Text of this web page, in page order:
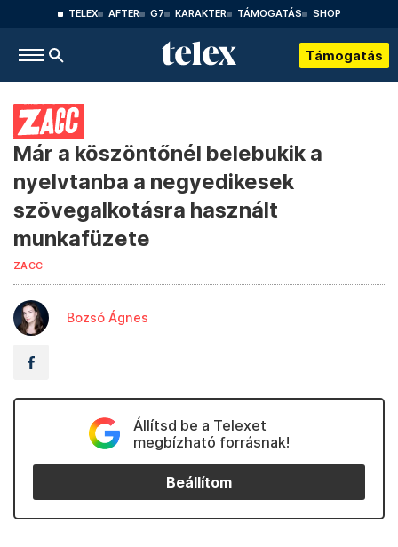
TELEX AFTER G7 KARAKTER TÁMOGATÁS SHOP
Támogatás
Már a köszöntőnél belebukik a
nyelvtanba a negyedikesek
szövegalkotásra használt
munkafüzete
ZACC
Bozsó Ágnes
Állítsd be a Telexet
megbízható forrásnak!
Beállítom